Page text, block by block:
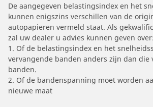
De aangegeven belastingsindex en het
kunnen enigszins verschillen van de
autopapieren vermeld staat. Als
zal uw dealer u advies kunnen geven over:
1. Of de belastingsindex en het
vervangende banden anders zijn dan die
banden.
2. Of de bandenspanning moet worden
nieuwe maat